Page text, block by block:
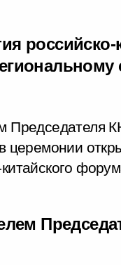
Председателя
церемонии